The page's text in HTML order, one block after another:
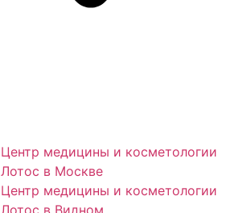
Центр медицины и косметологии
Лотос в Москве
Центр медицины и косметологии
Лотос в Видном